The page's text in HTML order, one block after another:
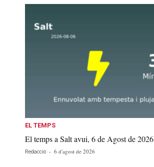
EL TEMPS
El temps a Salt avui, 6 de Agost de 2026
Redacció - 6 d'agost de 2026